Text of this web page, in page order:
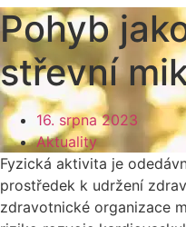
Pohyb
střevní
16. srpna 2023
Aktuality
Fyzická aktivita je
prostředek k udržení
zdravotnické organizace